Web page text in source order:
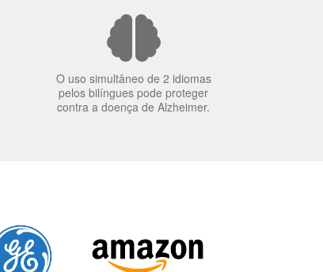
O uso simultâneo de 2 idiomas
pelos bilíngues pode proteger
contra a doença de Alzheimer.